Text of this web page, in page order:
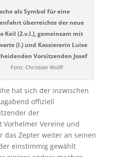
als Symbol für eine
überreichte der neue
Keil (2.v.l.), gemeinsam mit
(l.) und Kassiererin Luise
Vorsitzenden Josef
Foto: Christian Wolff
hat sich der inzwischen
offiziell
der
Vorhelmer Vereine und
das Zepter weiter an seinen
einstimmig gewählt